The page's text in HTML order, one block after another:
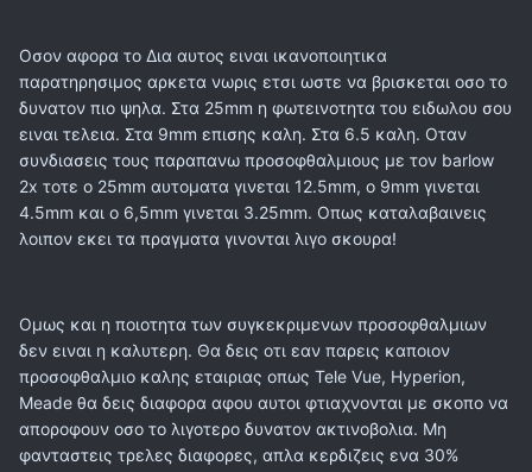
Οσον αφορα το Δια αυτος ειναι ικανοποιητικα
παρατηρησιμος αρκετα νωρις ετσι ωστε να βρισκεται οσο το
δυνατον πιο ψηλα. Στα 25mm η φωτεινοτητα του ειδωλου σου
ειναι τελεια. Στα 9mm επισης καλη. Στα 6.5 καλη. Οταν
συνδιασεις τους παραπανω προσοφθαλμιους με τον barlow
2x τοτε ο 25mm αυτοματα γινεται 12.5mm, ο 9mm γινεται
4.5mm και ο 6,5mm γινεται 3.25mm. Οπως καταλαβαινεις
λοιπον εκει τα πραγματα γινονται λιγο σκουρα!
Ομως και η ποιοτητα των συγκεκριμενων προσοφθαλμιων
δεν ειναι η καλυτερη. Θα δεις οτι εαν παρεις καποιον
προσοφθαλμιο καλης εταιριας οπως Tele Vue, Hyperion,
Meade θα δεις διαφορα αφου αυτοι φτιαχνονται με σκοπο να
αποροφουν οσο το λιγοτερο δυνατον ακτινοβολια. Μη
φανταστεις τρελες διαφορες, απλα κερδιζεις ενα 30%